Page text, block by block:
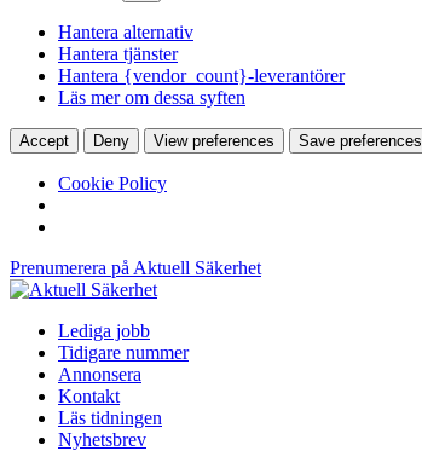
Hantera alternativ
Hantera tjänster
Hantera {vendor_count}-leverantörer
Läs mer om dessa syften
Accept Deny View preferences Save preferences
Cookie Policy
Prenumerera på Aktuell Säkerhet
Lediga jobb
Tidigare nummer
Annonsera
Kontakt
Läs tidningen
Nyhetsbrev